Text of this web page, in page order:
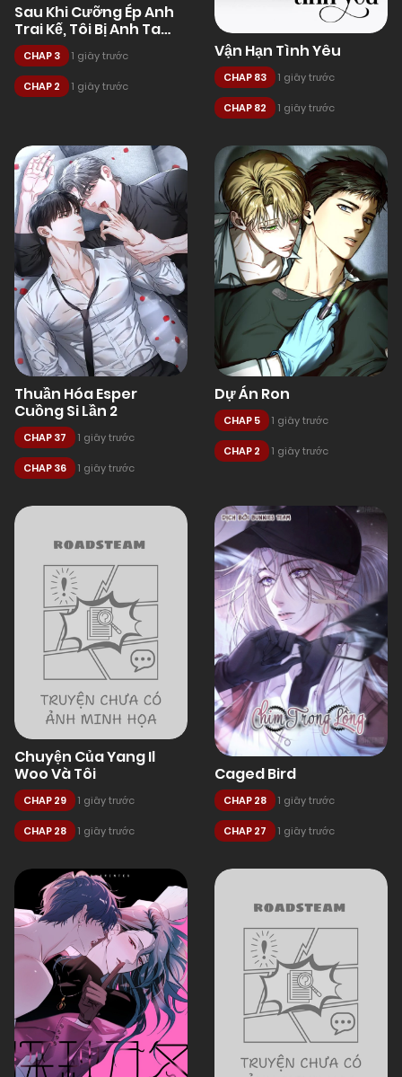
Sau Khi Cưỡng Ép Anh
Trai Kế, Tôi Bị Anh Ta
Đưa Vào Trại Cải Tạo
Đồng Tính.
CHAP 3 1 giây trước
CHAP 2 1 giây trước
Vận Hạn Tình Yêu
CHAP 83 1 giây trước
CHAP 82 1 giây trước
Thuần Hóa Esper
Cuồng Si Lần 2
CHAP 37 1 giây trước
CHAP 36 1 giây trước
Dự Án Ron
CHAP 5 1 giây trước
CHAP 2 1 giây trước
Chuyện Của Yang Il
Woo Và Tôi
CHAP 29 1 giây trước
CHAP 28 1 giây trước
Caged Bird
CHAP 28 1 giây trước
CHAP 27 1 giây trước